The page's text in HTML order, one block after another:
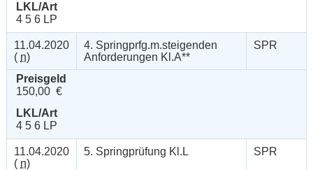
LKL/Art
4 5 6 LP
11.04.2020
( n)
4. Springprfg.m.steigenden
Anforderungen Kl.A**
SPR
Preisgeld
150,00 €
LKL/Art
4 5 6 LP
11.04.2020
( n)
5. Springprüfung Kl.L SPR